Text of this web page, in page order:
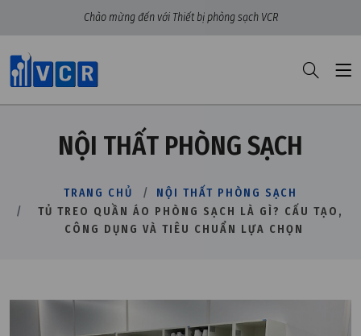
Chào mừng đến với Thiết bị phòng sạch VCR
NỘI THẤT PHÒNG SẠCH
TRANG CHỦ
NỘI THẤT PHÒNG SẠCH
TỦ TREO QUẦN ÁO PHÒNG SẠCH LÀ GÌ? CẤU TẠO,
CÔNG DỤNG VÀ TIÊU CHUẨN LỰA CHỌN